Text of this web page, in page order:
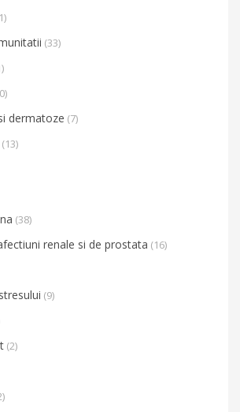
(33)
dermatoze (7)
(13)
(38)
renale si de prostata (16)
(9)
(2)